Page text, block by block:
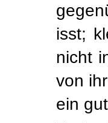
isst;
nicht
von
ein